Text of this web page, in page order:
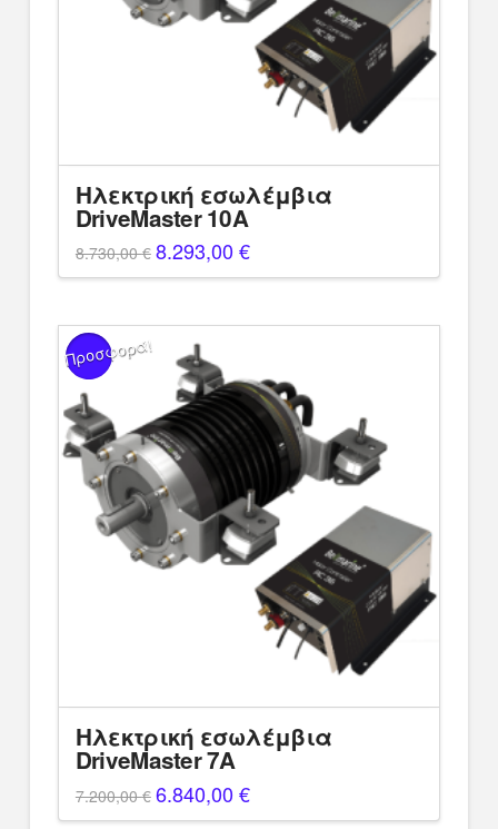
Ηλεκτρική εσωλέμβια
DriveMaster 10A
8.730,00€ Original
price
was:
8.293,00€Η
τρέχουσα
τιμή
Προσφορά!
Ηλεκτρική εσωλέμβια
DriveMaster 7A
7.200,00€ Original
price
was:
6.840,00€Η
τρέχουσα
τιμή